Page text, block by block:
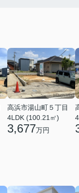
高浜市湯山町５丁目
4LDK (100.21㎡)
3,677万円